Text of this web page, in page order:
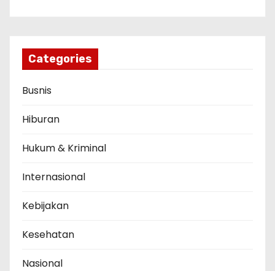
Categories
Busnis
Hiburan
Hukum & Kriminal
Internasional
Kebijakan
Kesehatan
Nasional